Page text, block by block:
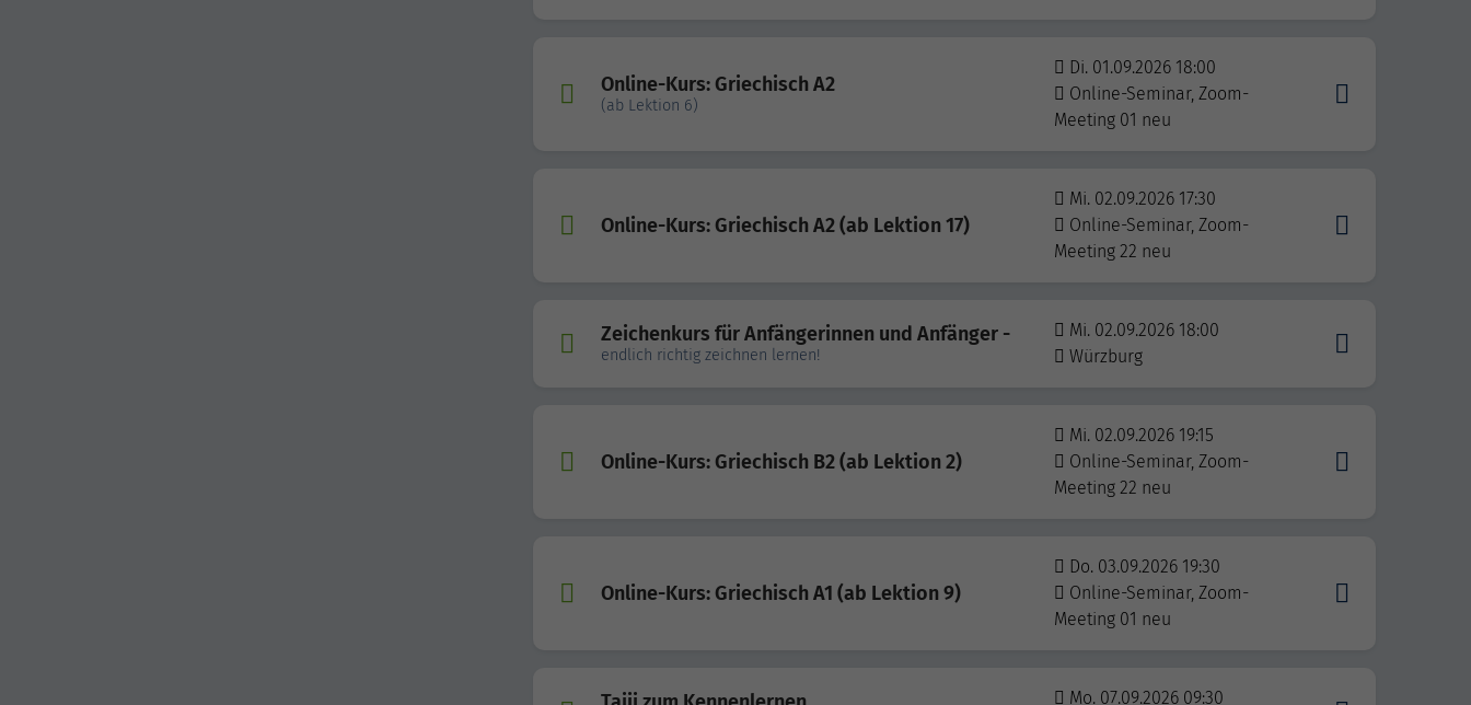
Online-Kurs: Griechisch A2
(ab Lektion 6)
Di. 01.09.2026 18:00
Online-Seminar, Zoom-
Meeting 01 neu
Online-Kurs: Griechisch A2 (ab Lektion 17)
Mi. 02.09.2026 17:30
Online-Seminar, Zoom-
Meeting 22 neu
Zeichenkurs für Anfängerinnen und Anfänger -
endlich richtig zeichnen lernen!
Mi. 02.09.2026 18:00
Würzburg
Online-Kurs: Griechisch B2 (ab Lektion 2)
Mi. 02.09.2026 19:15
Online-Seminar, Zoom-
Meeting 22 neu
Online-Kurs: Griechisch A1 (ab Lektion 9)
Do. 03.09.2026 19:30
Online-Seminar, Zoom-
Meeting 01 neu
Mo. 07.09.2026 09:30